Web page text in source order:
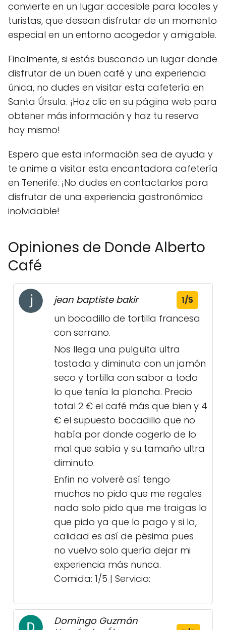
convierte en un lugar accesible para locales y
turistas, que desean disfrutar de un momento
especial en un entorno acogedor y amigable.
Finalmente, si estás buscando un lugar donde
disfrutar de un buen café y una experiencia
única, no dudes en visitar esta cafetería en
Santa Úrsula. ¡Haz clic en su página web para
obtener más información y haz tu reserva
hoy mismo!
Espero que esta información sea de ayuda y
te anime a visitar esta encantadora cafetería
en Tenerife. ¡No dudes en contactarlos para
disfrutar de una experiencia gastronómica
inolvidable!
Opiniones de Donde Alberto
Café
jean baptiste bakir 1/5
un bocadillo de tortilla francesa
con serrano.
Nos llega una pulguita ultra
tostada y diminuta con un jamón
seco y tortilla con sabor a todo
lo que tenía la plancha. Precio
total 2 € el café más que bien y 4
€ el supuesto bocadillo que no
había por donde cogerlo de lo
mal que sabía y su tamaño ultra
diminuto.
Enfin no volveré así tengo
muchos no pido que me regales
nada solo pido que me traigas lo
que pido ya que lo pago y si la,
calidad es así de pésima pues
no vuelvo solo quería dejar mi
experiencia más nunca.
Comida: 1/5 | Servicio:
Domingo Guzmán